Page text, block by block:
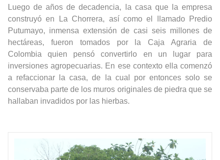
Luego de años de decadencia, la casa que la empresa
construyó en La Chorrera, así como el llamado Predio
Putumayo, inmensa extensión de casi seis millones de
hectáreas, fueron tomados por la Caja Agraria de
Colombia quien pensó convertirlo en un lugar para
inversiones agropecuarias. En ese contexto ella comenzó
a refaccionar la casa, de la cual por entonces solo se
conservaba parte de los muros originales de piedra que se
hallaban invadidos por las hierbas.